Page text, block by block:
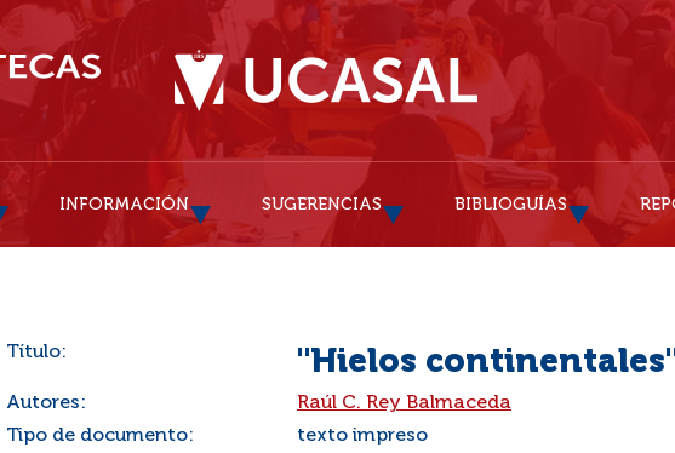
INFORMACIÓN SUGERENCIAS BIBLIOGUÍAS
Título: "Hielos
Autores:
Raúl C. Rey Balmaceda
Tipo de documento:
texto impreso